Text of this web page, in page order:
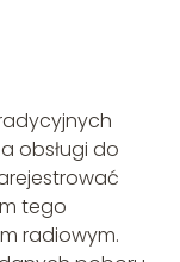
obsługi do
tego
radiowym.